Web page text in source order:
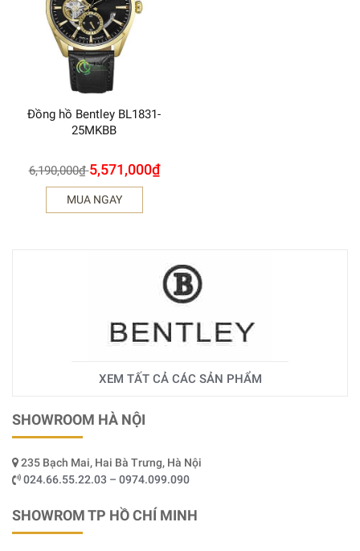
Đồng hồ Bentley BL1831-
25MKBB
6,190,000₫ 5,571,000₫
MUA NGAY
XEM TẤT CẢ CÁC SẢN PHẨM
SHOWROOM HÀ NỘI
235 Bạch Mai, Hai Bà Trưng, Hà Nội
024.66.55.22.03 – 0974.099.090
SHOWROM TP HỒ CHÍ MINH